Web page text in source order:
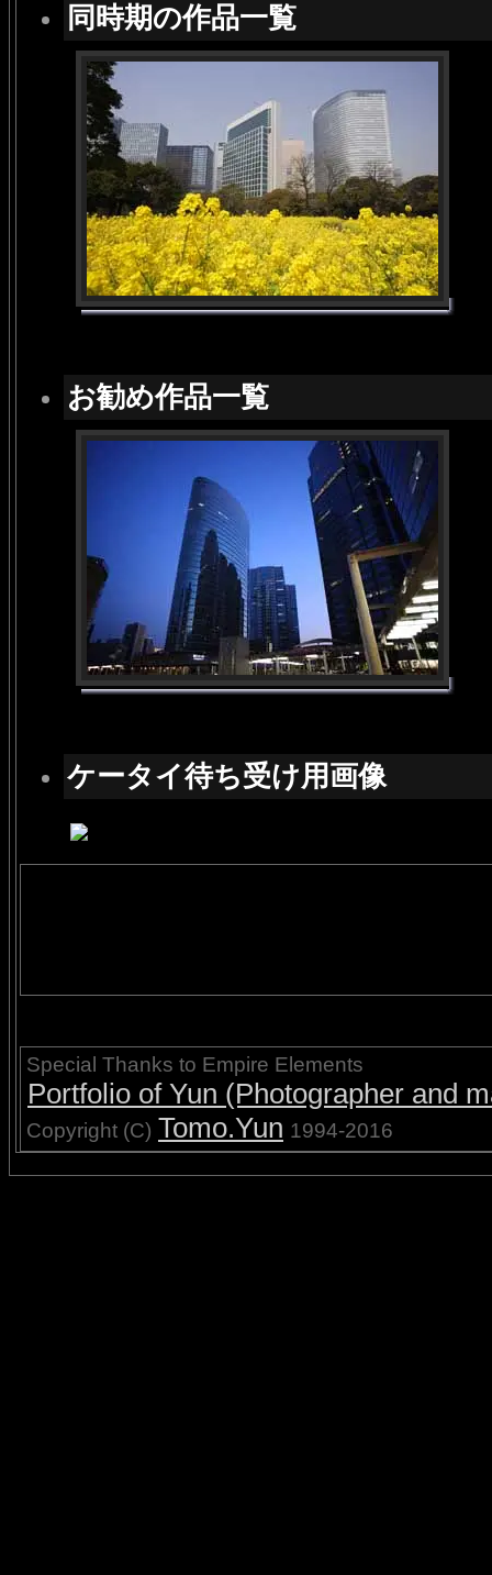
同時期の作品一覧
お勧め作品一覧
ケータイ待ち受け用画像
Special Thanks to Empire Elements
Portfolio of Yun (Photographer and
Copyright (C) Tomo.Yun 1994-2016